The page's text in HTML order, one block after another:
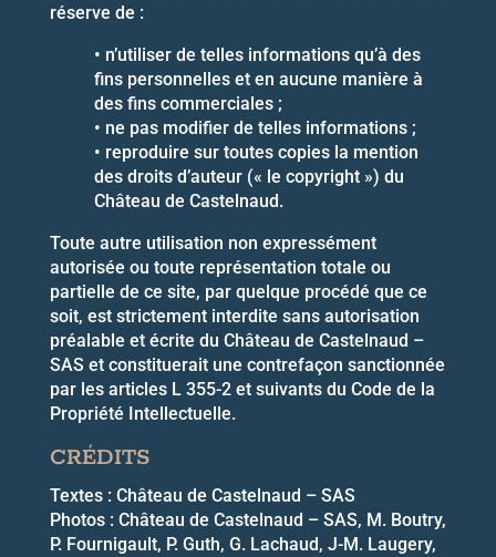
réserve de :
• n’utiliser de telles informations qu’à des
fins personnelles et en aucune manière à
des fins commerciales ;
• ne pas modifier de telles informations ;
• reproduire sur toutes copies la mention
des droits d’auteur (« le copyright ») du
Château de Castelnaud.
Toute autre utilisation non expressément
autorisée ou toute représentation totale ou
partielle de ce site, par quelque procédé que ce
soit, est strictement interdite sans autorisation
préalable et écrite du Château de Castelnaud –
SAS et constituerait une contrefaçon sanctionnée
par les articles L 355-2 et suivants du Code de la
Propriété Intellectuelle.
CRÉDITS
Textes : Château de Castelnaud – SAS
Photos : Château de Castelnaud – SAS, M. Boutry,
P. Fournigault, P. Guth, G. Lachaud, J-M. Laugery,